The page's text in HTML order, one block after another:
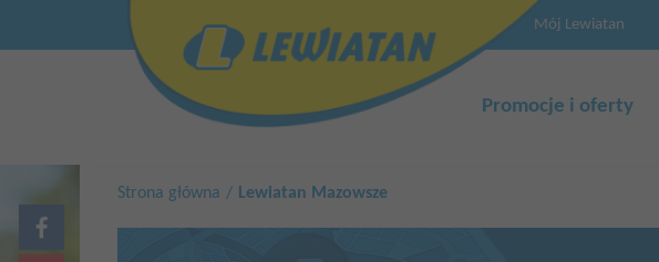
menu
Mój Lewiatan
Główna
Promocje i oferty
Strona główna Lewiatan Mazowsze